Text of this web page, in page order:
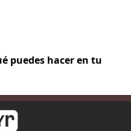
puedes hacer en tu